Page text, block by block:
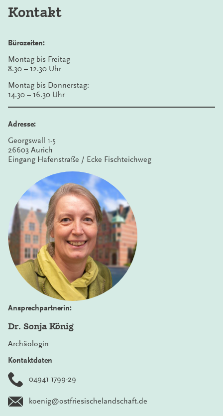
Kontakt
Bürozeiten:
Montag bis Freitag
8.30 – 12.30 Uhr
Montag bis Donnerstag:
14.30 – 16.30 Uhr
Adresse:
Georgswall 1-5
26603 Aurich
Eingang Hafenstraße / Ecke Fischteichweg
Ansprechpartnerin:
Dr. Sonja König
Archäologin
Kontaktdaten
04941 1799-29
koenig@ostfriesischelandschaft.de